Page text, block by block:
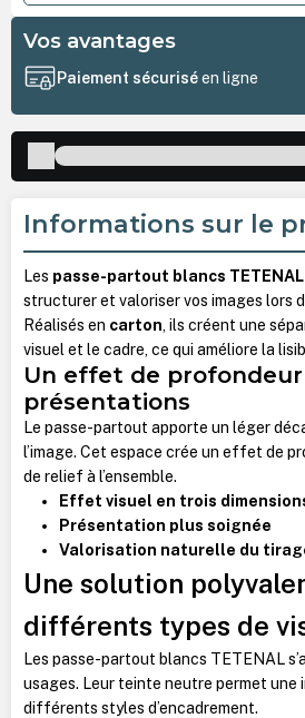
Vos avantages
Paiement sécuriséen ligne
Informations sur le
Les passe-partout blancs TETENAL
structurer et valoriser vos images lors
Réalisés en carton, ils créent une
visuel et le cadre, ce qui améliore la
Un effet de
présentations
Le passe-partout apporte un léger
l’image. Cet espace crée un effet de
de relief à l’ensemble.
Effet visuel en trois
Présentation plus soignée
Valorisation naturelle du
Une solution
différents types de
Les passe-partout blancs TETENAL
usages. Leur teinte neutre permet
différents styles d’encadrement.